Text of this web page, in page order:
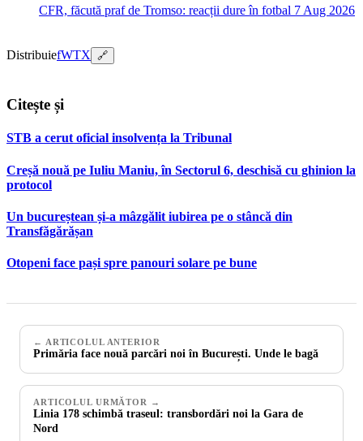
CFR, făcută praf de Tromso: reacții dure în fotbal 7 Aug 2026
DistribuiefWTX 🔗
Citește și
STB a cerut oficial insolvența la Tribunal
Creșă nouă pe Iuliu Maniu, în Sectorul 6, deschisă cu ghinion la
protocol
Un bucureștean și-a mâzgălit iubirea pe o stâncă din
Transfăgărășan
Otopeni face pași spre panouri solare pe bune
← ARTICOLUL ANTERIOR
Primăria face nouă parcări noi în București. Unde le bagă
ARTICOLUL URMĂTOR →
Linia 178 schimbă traseul: transbordări noi la Gara de
Nord